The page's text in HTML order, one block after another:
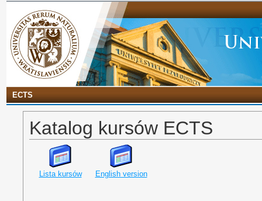
ECTS
Katalog kursów ECTS
Lista kursów English version